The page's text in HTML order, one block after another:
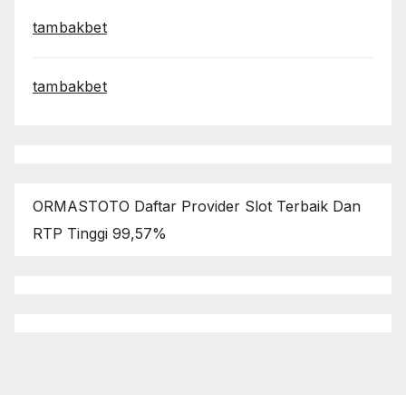
tambakbet
tambakbet
ORMASTOTO Daftar Provider Slot Terbaik Dan
RTP Tinggi 99,57%